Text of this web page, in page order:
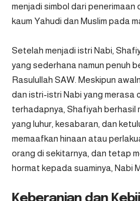
menjadi simbol dari penerimaan
kaum Yahudi dan Muslim pada
Setelah menjadi istri Nabi,
yang sederhana namun penuh
Rasulullah SAW. Meskipun
dan istri-istri Nabi yang merasa
terhadapnya, Shafiyah berhasil
yang luhur, kesabaran, dan
memaafkan hinaan atau
orang di sekitarnya, dan tetap
hormat kepada suaminya, Nabi